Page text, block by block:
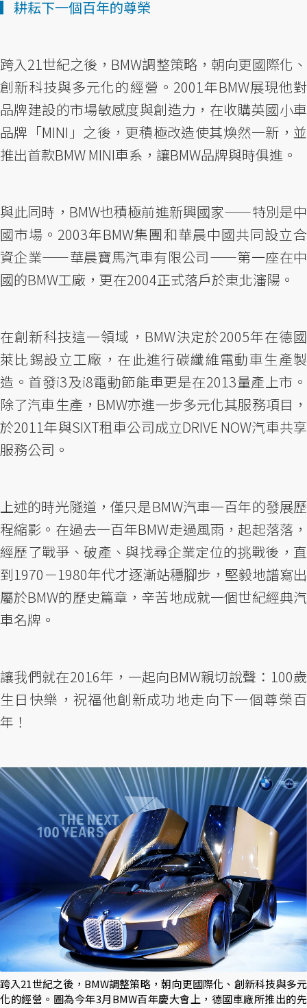
▎耕耘下一個百年的尊榮
跨入21世紀之後，BMW調整策略，朝向更國際化、
創新科技與多元化的經營。2001年BMW展現他對
品牌建設的市場敏感度與創造力，在收購英國小車
品牌「MINI」之後，更積極改造使其煥然一新，並
推出首款BMW MINI車系，讓BMW品牌與時俱進。
與此同時，BMW也積極前進新興國家——特別是中
國市場。2003年BMW集團和華晨中國共同設立合
資企業——華晨寶馬汽車有限公司——第一座在中
國的BMW工廠，更在2004正式落戶於東北瀋陽。
在創新科技這一領域，BMW決定於2005年在德國
萊比錫設立工廠，在此進行碳纖維電動車生產製
造。首發i3及i8電動節能車更是在2013量產上市。
除了汽車生產，BMW亦進一步多元化其服務項目，
於2011年與SIXT租車公司成立DRIVE NOW汽車共享
服務公司。
上述的時光隧道，僅只是BMW汽車一百年的發展歷
程縮影。在過去一百年BMW走過風雨，起起落落，
經歷了戰爭、破產、與找尋企業定位的挑戰後，直
到1970－1980年代才逐漸站穩腳步，堅毅地譜寫出
屬於BMW的歷史篇章，辛苦地成就一個世紀經典汽
車名牌。
讓我們就在2016年，一起向BMW親切說聲：100歲
生日快樂，祝福他創新成功地走向下一個尊榮百
年！
跨入21世紀之後，BMW調整策略，朝向更國際化、創新科技與多元
化的經營。圖為今年3月BMW百年慶大會上，德國車廠所推出的先